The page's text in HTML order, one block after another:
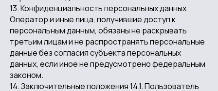
13. Конфиденциальность персональных данных
Оператор и иные лица, получившие доступ к
персональным данным, обязаны не раскрывать
третьим лицам и не распространять персональные
данные без согласия субъекта персональных
данных, если иное не предусмотрено федеральным
законом.
14. Заключительные положения 14.1. Пользователь